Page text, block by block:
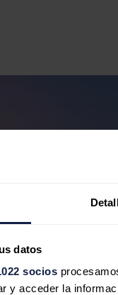
datos
socios
y acceder la